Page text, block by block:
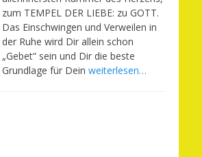
zum TEMPEL DER LIEBE: zu GOTT.
Das Einschwingen und Verweilen in
der Ruhe wird Dir allein schon
„Gebet“ sein und Dir die beste
Grundlage für Dein weiterlesen…